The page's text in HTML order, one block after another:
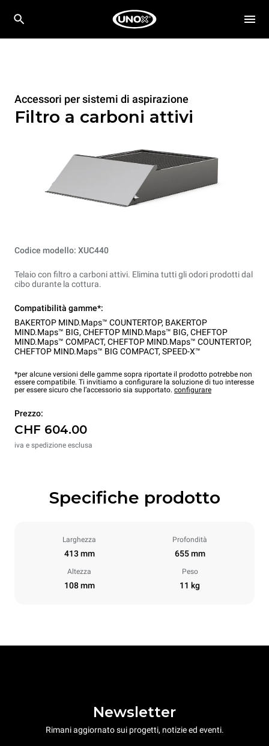
Accessori per sistemi di aspirazione
Filtro a carboni attivi
Codice modello: XUC440
Telaio con filtro a carboni attivi. Elimina tutti gli odori prodotti dal
cibo durante la cottura.
Compatibilità gamme*:
BAKERTOP MIND.Maps™ COUNTERTOP, BAKERTOP
MIND.Maps™ BIG, CHEFTOP MIND.Maps™ BIG, CHEFTOP
MIND.Maps™ COMPACT, CHEFTOP MIND.Maps™ COUNTERTOP,
CHEFTOP MIND.Maps™ BIG COMPACT, SPEED-X™
*per alcune versioni delle gamme sopra riportate il prodotto potrebbe non
essere compatibile. Ti invitiamo a configurare la soluzione di tuo interesse
per essere sicuro che l’accessorio sia supportato. configurare
Prezzo:
CHF 604.00
iva e spedizione esclusa
Specifiche prodotto
Larghezza
413 mm
Profondità
655 mm
Altezza
108 mm
Peso
11 kg
Newsletter
Rimani aggiornato sui progetti, notizie ed eventi.